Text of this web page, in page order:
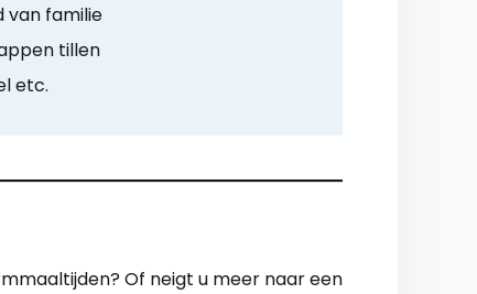
van familie
tillen
etc.
Of neigt u meer naar een